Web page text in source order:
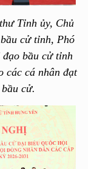
Tỉnh ủy, Chủ
cử tỉnh, Phó
bầu cử tỉnh
các cá nhân đạt
cử.